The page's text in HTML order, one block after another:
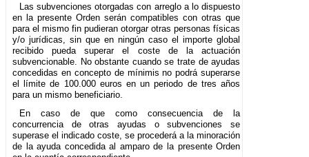
Las subvenciones otorgadas con arreglo a lo dispuesto
en la presente Orden serán compatibles con otras que
para el mismo fin pudieran otorgar otras personas físicas
y/o jurídicas, sin que en ningún caso el importe global
recibido pueda superar el coste de la actuación
subvencionable. No obstante cuando se trate de ayudas
concedidas en concepto de mínimis no podrá superarse
el límite de 100.000 euros en un periodo de tres años
para un mismo beneficiario.
En caso de que como consecuencia de la
concurrencia de otras ayudas o subvenciones se
superase el indicado coste, se procederá a la minoración
de la ayuda concedida al amparo de la presente Orden